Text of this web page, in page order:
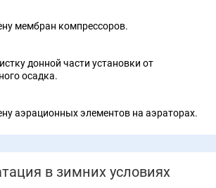
мембран компрессоров.
донной части установки от
осадка.
аэрационных элементов на аэраторах.
в зимних условиях